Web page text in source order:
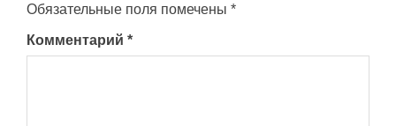
Обязательные поля помечены *
Комментарий *